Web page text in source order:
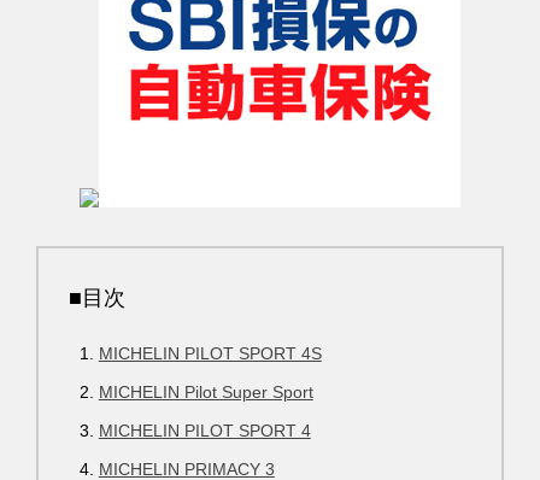
■目次
MICHELIN PILOT SPORT 4S
MICHELIN Pilot Super Sport
MICHELIN PILOT SPORT 4
MICHELIN PRIMACY 3